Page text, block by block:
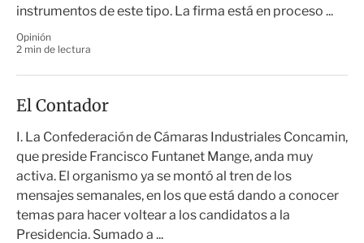
instrumentos de este tipo. La firma está en proceso ...
Opinión
2 min de lectura
El Contador
I. La Confederación de Cámaras Industriales Concamin,
que preside Francisco Funtanet Mange, anda muy
activa. El organismo ya se montó al tren de los
mensajes semanales, en los que está dando a conocer
temas para hacer voltear a los candidatos a la
Presidencia. Sumado a ...